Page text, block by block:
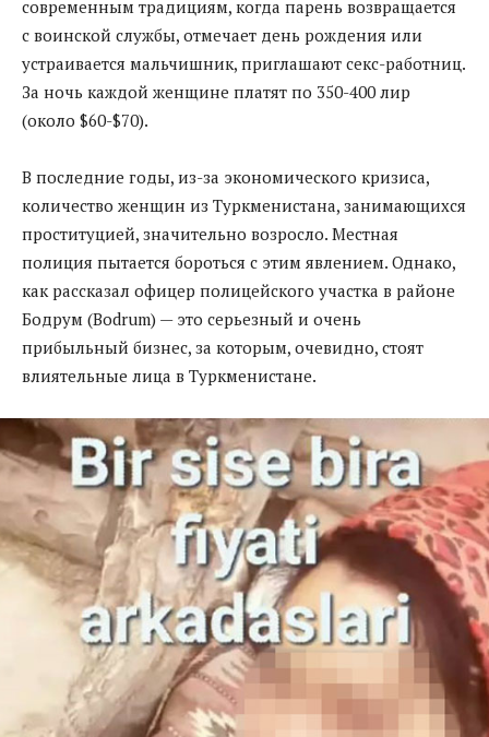
современным традициям, когда парень возвращается
с воинской службы, отмечает день рождения или
устраивается мальчишник, приглашают секс-работниц.
За ночь каждой женщине платят по 350-400 лир
(около $60-$70).
В последние годы, из-за экономического кризиса,
количество женщин из Туркменистана, занимающихся
проституцией, значительно возросло. Местная
полиция пытается бороться с этим явлением. Однако,
как рассказал офицер полицейского участка в районе
Бодрум (Bodrum) — это серьезный и очень
прибыльный бизнес, за которым, очевидно, стоят
влиятельные лица в Туркменистане.